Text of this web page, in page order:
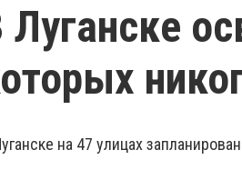
Луганске
на 47 улицах